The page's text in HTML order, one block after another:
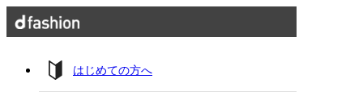
はじめての方へ